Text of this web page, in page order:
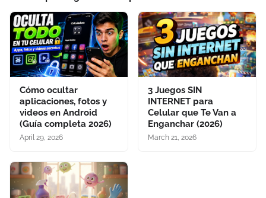
Cómo ocultar
aplicaciones, fotos y
videos en Android
(Guía completa 2026)
April 29, 2026
3 Juegos SIN
INTERNET para
Celular que Te Van a
Enganchar (2026)
March 21, 2026